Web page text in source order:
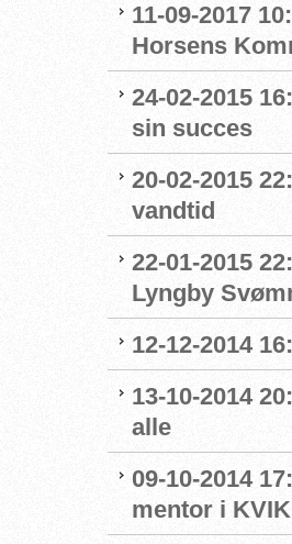
11-09-2017
Horsens
24-02-2015
sin succes
20-02-2015
vandtid
22-01-2015
Lyngby
12-12-2014
13-10-2014
alle
09-10-2014
mentor i